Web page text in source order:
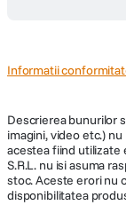
Informatii
Descrierea bunurilor
imagini, video etc.)
acestea fiind utilizate
S.R.L. nu isi asuma
stoc. Aceste erori nu
disponibilitatea